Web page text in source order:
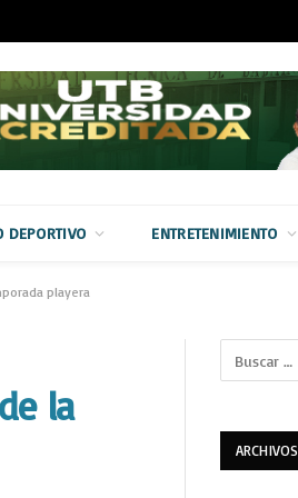
DEPORTIVO ENTRETENIMIENTO
playera
la
ARCHIVOS